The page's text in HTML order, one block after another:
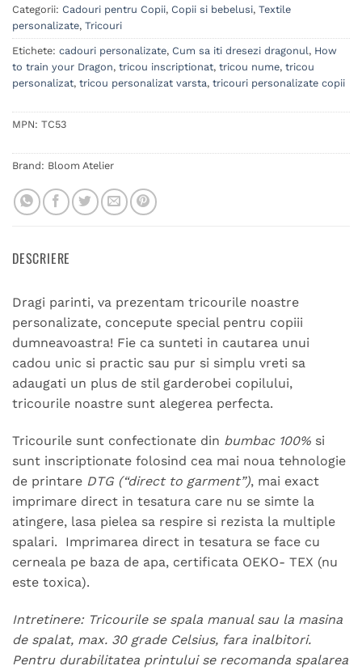
Categorii: Cadouri pentru Copii, Copii si bebelusi, Textile
personalizate, Tricouri
Etichete: cadouri personalizate, Cum sa iti dresezi dragonul, How
to train your Dragon, tricou inscriptionat, tricou nume, tricou
personalizat, tricou personalizat varsta, tricouri personalizate copii
MPN: TC53
Brand: Bloom Atelier
DESCRIERE
Dragi parinti, va prezentam tricourile noastre
personalizate, concepute special pentru copiii
dumneavoastra! Fie ca sunteti in cautarea unui
cadou unic si practic sau pur si simplu vreti sa
adaugati un plus de stil garderobei copilului,
tricourile noastre sunt alegerea perfecta.
Tricourile sunt confectionate din bumbac 100% si
sunt inscriptionate folosind cea mai noua tehnologie
de printare DTG (“direct to garment”), mai exact
imprimare direct in tesatura care nu se simte la
atingere, lasa pielea sa respire si rezista la multiple
spalari. Imprimarea direct in tesatura se face cu
cerneala pe baza de apa, certificata OEKO- TEX (nu
este toxica).
Intretinere: Tricourile se spala manual sau la masina
de spalat, max. 30 grade Celsius, fara inalbitori.
Pentru durabilitatea printului se recomanda spalarea